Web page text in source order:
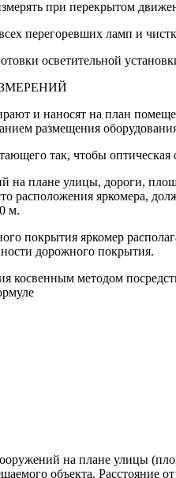
при перекрытом
перегоревших ламп и
осветительной
и наносят на план
размещения
так, чтобы оптическая
на плане улицы, дороги,
расположения яркомера,
м.
покрытия яркомер
дорожного покрытия.
косвенным методом
на плане улицы
объекта. Расстояние